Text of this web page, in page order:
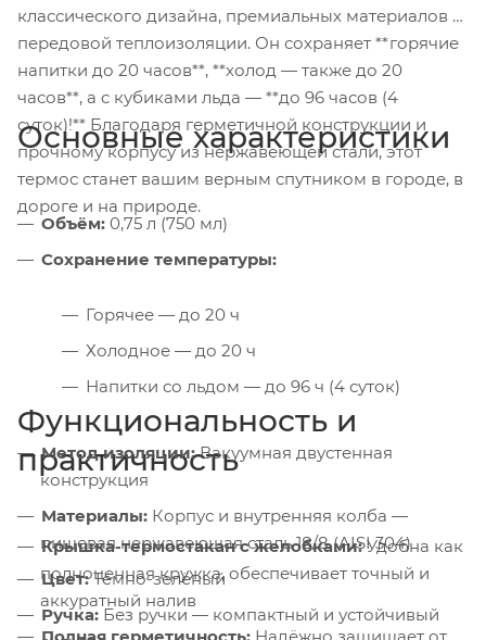
классического дизайна, премиальных материалов и
передовой теплоизоляции. Он сохраняет **горячие
напитки до 20 часов**, **холод — также до 20
часов**, а с кубиками льда — **до 96 часов (4
суток)!** Благодаря герметичной конструкции и
прочному корпусу из нержавеющей стали, этот
термос станет вашим верным спутником в городе, в
дороге и на природе.
Основные характеристики
Объём: 0,75 л (750 мл)
Сохранение температуры:
Горячее — до 20 ч
Холодное — до 20 ч
Напитки со льдом — до 96 ч (4 суток)
Метод изоляции:Вакуумная двустенная
конструкция
Материалы: Корпус и внутренняя колба —
пищевая нержавеющая сталь 18/8 (AISI 304)
Цвет:Тёмно-зелёный
Ручка: Без ручки — компактный и устойчивый
Функциональность и
практичность
Крышка-термостакан с желобками:Удобна как
полноценная кружка, обеспечивает точный и
аккуратный налив